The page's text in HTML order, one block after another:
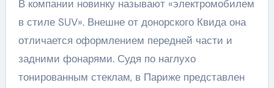
В компании новинку называют «электромобилем
в стиле SUV». Внешне от донорского Квида она
отличается оформлением передней части и
задними фонарями. Судя по наглухо
тонированным стеклам, в Париже представлен